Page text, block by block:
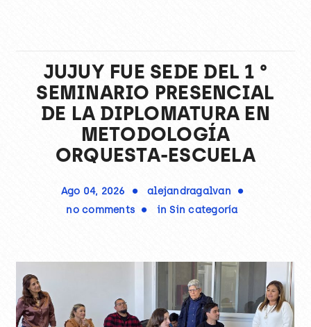
JUJUY FUE SEDE DEL 1 °
SEMINARIO PRESENCIAL
DE LA DIPLOMATURA EN
METODOLOGÍA
ORQUESTA-ESCUELA
Ago 04, 2026
alejandragalvan
no comments
inSin categoría